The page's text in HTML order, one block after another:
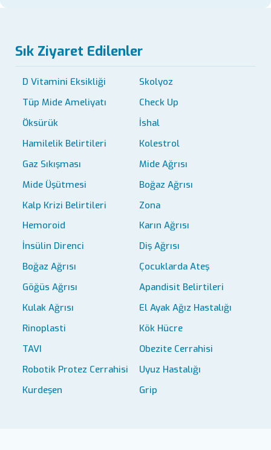
Sık Ziyaret Edilenler
D Vitamini Eksikliği
Skolyoz
Tüp Mide Ameliyatı
Check Up
Öksürük
İshal
Hamilelik Belirtileri
Kolestrol
Gaz Sıkışması
Mide Ağrısı
Mide Üşütmesi
Boğaz Ağrısı
Kalp Krizi Belirtileri
Zona
Hemoroid
Karın Ağrısı
İnsülin Direnci
Diş Ağrısı
Boğaz Ağrısı
Çocuklarda Ateş
Göğüs Ağrısı
Apandisit Belirtileri
Kulak Ağrısı
El Ayak Ağız Hastalığı
Rinoplasti
Kök Hücre
TAVI
Obezite Cerrahisi
Robotik Protez Cerrahisi
Uyuz Hastalığı
Kurdeşen
Grip